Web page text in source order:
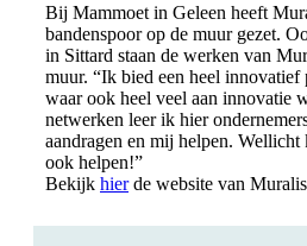
Bij Mammoet in Geleen heeft
bandenspoor op de muur gezet.
in Sittard staan de werken van
muur. “Ik bied een heel innovatief
waar ook heel veel aan innovatie
netwerken leer ik hier
aandragen en mij helpen.
ook helpen!”
Bekijk hierde website van